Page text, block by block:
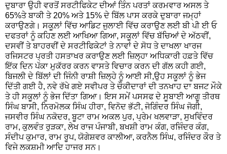
ਦੁਬਾਰਾ ਉਹੀ ਵਰਤੋਂ ਸਰਟੀਫਿਕੇਟ ਦੀਆਂ ਤਿੰਨ ਪਰਤਾਂ ਕਰਮਵਾਰ ਅਸਲ ਤੇ
65%ਤੇ ਬਾਕੀ ਤੇ 20% ਅਤੇ 15% ਦੇ ਬਿੱਲ ਪਾਸ ਕਰਕੇ ਦੁਬਾਰਾ ਜਮ੍ਹਾਂ
ਕਰਾਉਣਗੇ। ਸਕੂਲ਼ਾਂ ਵਿੱਚ ਆਡਿਟ ਜੁਲਾਈ ਵਿੱਚ ਕਰਾਉਣ ਲਈ ਬੀ ਪੀ ਈ ਓ
ਦਫਤਰਾਂ ਨੂੰ ਕਹਿਣ ਲਈ ਆਖਿਆ ਗਿਆ, ਸਕੂਲਾਂ ਵਿੱਚ ਬੱਚਿਆਂ ਦੇ ਅੱਠਵੀਂ,
ਦਸਵੀਂ ਤੇ ਬਾਹਰਵੀਂ ਦੇ ਸਰਟੀਫਿਕੇਟਾਂ ਤੇ ਨਾਵਾਂ ਦੇ ਸੋਧ ਤੇ ਦਾਖਲਾ ਖਾਰਜ
ਰਜਿਸਟਰ ਪ੍ਰਤੀ ਹਸਤਾਖਰ ਕਰਾਉਣ ਲਈ ਜ਼ਿਲ੍ਹਾ ਅਧਿਕਾਰੀ ਹਫ਼ਤੇ ਵਿੱਚ
ਇੱਕ ਦਿਨ ਪੱਕਾ ਮੁਕੱਰਰ ਕਰਨ ਵਾਸਤੇ ਵਿਚਾਰ ਕਰਨ ਦੀ ਗੱਲ ਕਹੀ ਗਈ,
ਬਿਜਲੀ ਦੇ ਬਿੱਲਾਂ ਦੀ ਜਿੰਨੀ ਰਾਸ਼ੀ ਜ਼ਿਲ੍ਹੇ ਨੂੰ ਆਈ ਸੀ,ਉਹ ਸਕੂਲਾਂ ਨੂੰ ਭੇਜ
ਦਿੱਤੀ ਗਈ ਹੈ, ਨਵੇ ਰੱਖੇ ਗਏ ਸਵੀਪਰ ਤੇ ਚੌਕੀਦਾਰਾਂ ਦੀ ਤਨਖਾਹ ਦਾ ਬਜਟ ਮੌਕੇ
ਤੇ ਹੀ ਸਕੂਲਾਂ ਨੂੰ ਭੇਜ ਦਿੱਤਾ ਗਿਆ। ਇਸ ਸਮੇਂ ਪਸਸਫ ਦੇ ਸੂਬਾਈ ਆਗੂ ਤੀਰਥ
ਸਿੰਘ ਬਾਸੀ, ਨਿਰਮੋਲਕ ਸਿੰਘ ਹੀਰਾ, ਵਿਨੋਦ ਭੱਟੀ, ਜੋਗਿੰਦਰ ਸਿੰਘ ਜੋਗੀ,
ਜਸਵੀਰ ਸਿੰਘ ਨਕੋਦਰ, ਬੂਟਾ ਰਾਮ ਅਕਲ ਪੁਰ, ਪ੍ਰੇਮ ਖਲਵਾੜਾ, ਸੁਖਵਿੰਦਰ
ਰਾਮ, ਕੁਲਵੰਤ ਰੁੜਕਾ, ਲੇਖ ਰਾਜ ਪੰਜਾਬੀ, ਬਖਸ਼ੀ ਰਾਮ ਕੰਗ, ਰਜਿੰਦਰ ਕੰਗ,
ਸੰਦੀਪ ਕੁਮਾਰ, ਰਾਮ ਰੂਪ, ਯੋਗੇਸ਼ਵਰ ਕਾਲੀਆ, ਕਰਨੈਲ ਸਿੰਘ, ਰਜਿੰਦਰ ਕੌਰ ਤੇ
ਵਿਜੇ ਲਕਸ਼ਮੀ ਆਦਿ ਹਾਜਰ ਸਨ।